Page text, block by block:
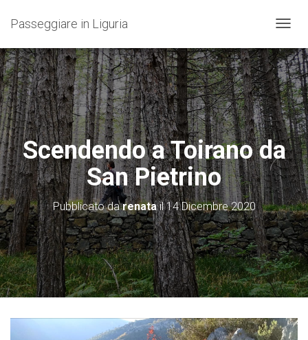
Passeggiare in Liguria
A
V
I
G
A
Z
I
O
N
E
T
O
G
G
L
E
Scendendo a Toirano da
San Pietrino
Pubblicato darenatail14 Dicembre 2020